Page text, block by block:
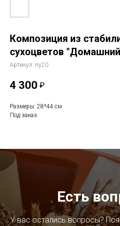
Композиция из
сухоцветов
Артикул: ny20
4 300 ₽
Размеры: 28*44 см.
Под заказ
Есть
У вас остались вопросы?